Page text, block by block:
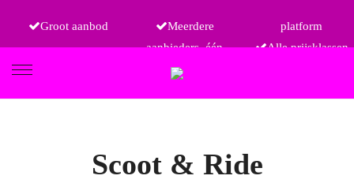
Groot aanbod
Meerdere
aanbieders, één
platform
Alle prijsklassen
Scoot & Ride